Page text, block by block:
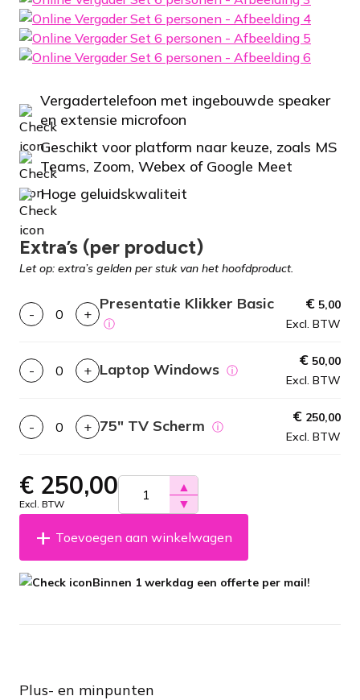
Vergadertelefoon met ingebouwde speaker
en extensie microfoon
Geschikt voor platform naar keuze, zoals MS
Teams, Zoom, Webex of Google Meet
Hoge geluidskwaliteit
Extra’s (per product)
Let op: extra’s gelden per stuk van het hoofdproduct.
- +
Presentatie Klikker Basic
ⓘ
€ 5,00
Excl. BTW
- + Laptop Windows ⓘ
€ 50,00
Excl. BTW
- + 75″ TV Scherm ⓘ
€ 250,00
Excl. BTW
€ 250,00
Excl. BTW
▲
▼
Toevoegen aan winkelwagen
Binnen 1 werkdag een offerte per mail!
Plus- en minpunten